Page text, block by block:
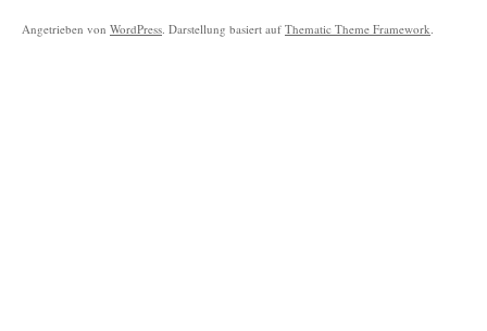
Angetrieben von WordPress. Darstellung basiert auf Thematic Theme Framework.